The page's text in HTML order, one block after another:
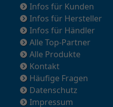
Infos für Kunden
Infos für Hersteller
Infos für Händler
Alle Top-Partner
Alle Produkte
Kontakt
Häufige Fragen
Datenschutz
Impressum